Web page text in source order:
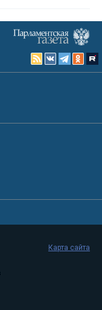
Карта сайта